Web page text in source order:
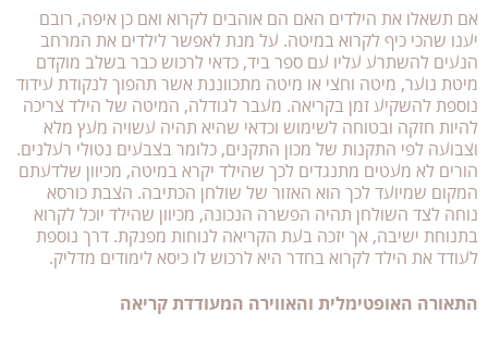
אם תשאלו את הילדים האם הם אוהבים לקרוא ואם כן איפה, רובם
יענו שהכי כיף לקרוא במיטה. על מנת לאפשר לילדים את המרחב
הנעים להשתרע עליו עם ספר ביד, כדאי לרכוש כבר בשלב מוקדם
מיטת נוער, מיטה וחצי או מיטה מתכווננת אשר תהפוך לנקודת עידוד
נוספת להשקיע זמן בקריאה. מעבר לגודלה, המיטה של הילד צריכה
להיות חזקה ובטוחה לשימוש וכדאי שהיא תהיה עשויה מעץ מלא
וצבועה לפי התקנות של מכון התקנים, כלומר בצבעים נטולי רעלנים.
הורים לא מעטים מתנגדים לכך שהילד יקרא במיטה, מכיוון שלדעתם
המקום שמיועד לכך הוא האזור של שולחן הכתיבה. הצבת כורסא
נוחה לצד השולחן תהיה הפשרה הנכונה, מכיוון שהילד יוכל לקרוא
בתנוחת ישיבה, אך יזכה בעת הקריאה לנוחות מפנקת. דרך נוספת
לעודד את הילד לקרוא בחדר היא לרכוש לו כיסא לימודים מדליק.
התאורה האופטימלית והאווירה המעודדת קריאה